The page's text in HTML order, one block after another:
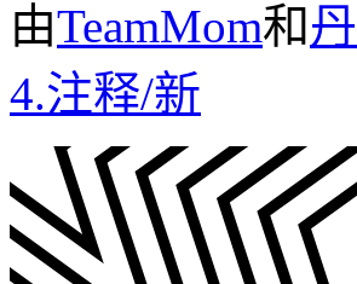
由TeamMom和
4.注释/新